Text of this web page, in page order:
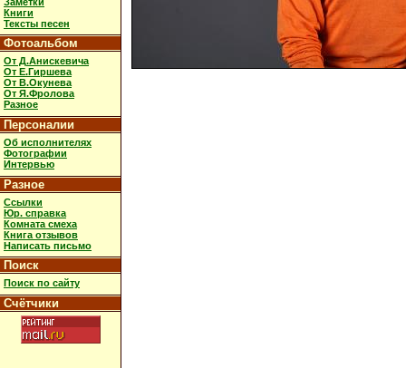
Книги
Тексты песен
Фотоальбом
От Д.Анискевича
От Е.Гиршева
От В.Окунева
От Я.Фролова
Разное
Персоналии
Об исполнителях
Фотографии
Интервью
Разное
Ссылки
Юр. справка
Комната смеха
Книга отзывов
Написать письмо
Поиск
Поиск по сайту
Счётчики